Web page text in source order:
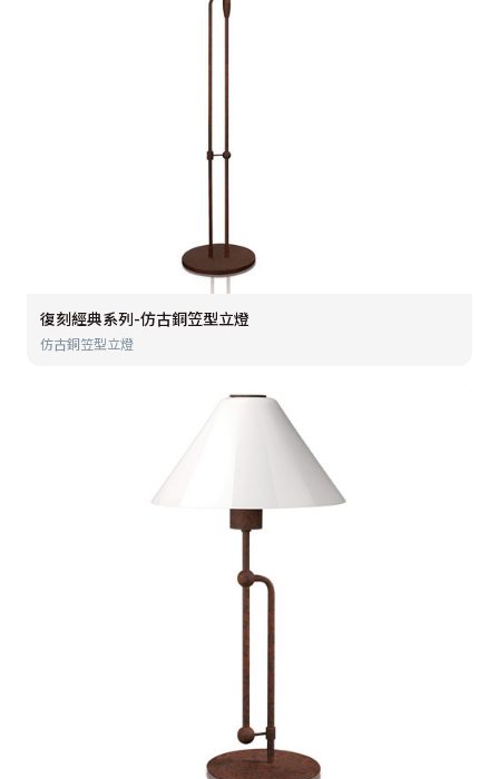
復刻經典系列-仿古銅笠型立燈
仿古銅笠型立燈